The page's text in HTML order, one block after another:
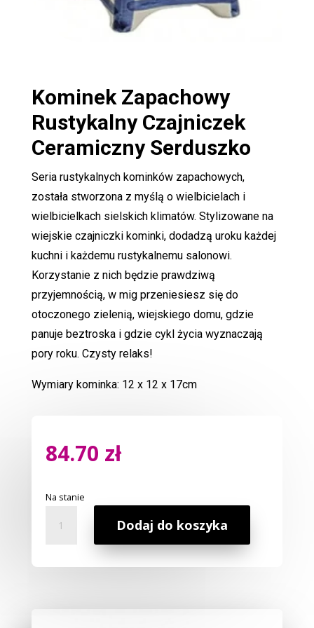
Kominek Zapachowy
Rustykalny Czajniczek
Ceramiczny Serduszko
Seria rustykalnych kominków zapachowych,
została stworzona z myślą o wielbicielach i
wielbicielkach sielskich klimatów. Stylizowane na
wiejskie czajniczki kominki, dodadzą uroku każdej
kuchni i każdemu rustykalnemu salonowi.
Korzystanie z nich będzie prawdziwą
przyjemnością, w mig przeniesiesz się do
otoczonego zielenią, wiejskiego domu, gdzie
panuje beztroska i gdzie cykl życia wyznaczają
pory roku. Czysty relaks!
Wymiary kominka: 12 x 12 x 17cm
84.70 zł
Na stanie
Kominek
Zapachowy
Dodaj do koszyka